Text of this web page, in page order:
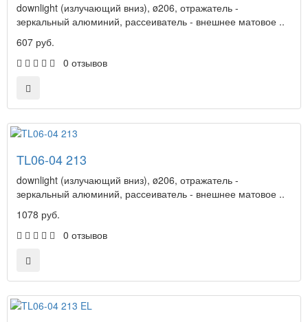
downlight (излучающий вниз), ø206, отражатель -
зеркальный алюминий, рассеиватель - внешнее матовое ..
607 руб.
0 отзывов
TL06-04 213
downlight (излучающий вниз), ø206, отражатель -
зеркальный алюминий, рассеиватель - внешнее матовое ..
1078 руб.
0 отзывов